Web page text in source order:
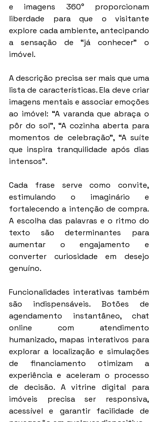
e imagens 360° proporcionam
liberdade para que o visitante
explore cada ambiente, antecipando
a sensação de “já conhecer” o
imóvel.
A descrição precisa ser mais que uma
lista de características. Ela deve criar
imagens mentais e associar emoções
ao imóvel: “A varanda que abraça o
pôr do sol”, “A cozinha aberta para
momentos de celebração”, “A suíte
que inspira tranquilidade após dias
intensos”.
Cada frase serve como convite,
estimulando o imaginário e
fortalecendo a intenção de compra.
A escolha das palavras e o ritmo do
texto são determinantes para
aumentar o engajamento e
converter curiosidade em desejo
genuíno.
Funcionalidades interativas também
são indispensáveis. Botões de
agendamento instantâneo, chat
online com atendimento
humanizado, mapas interativos para
explorar a localização e simulações
de financiamento otimizam a
experiência e aceleram o processo
de decisão. A vitrine digital para
imóveis precisa ser responsiva,
acessível e garantir facilidade de